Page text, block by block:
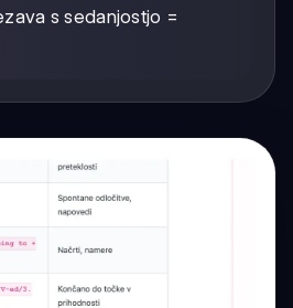
s sedanjostjo =